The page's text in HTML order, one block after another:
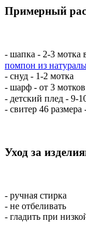
Примерный
- шапка - 2-3 мотка
помпон из
- снуд - 1-2 мотка
- шарф - от 3 мотков
- детский плед - 9-
- свитер 46 размера
Уход за
- ручная стирка
- не отбеливать
- гладить при